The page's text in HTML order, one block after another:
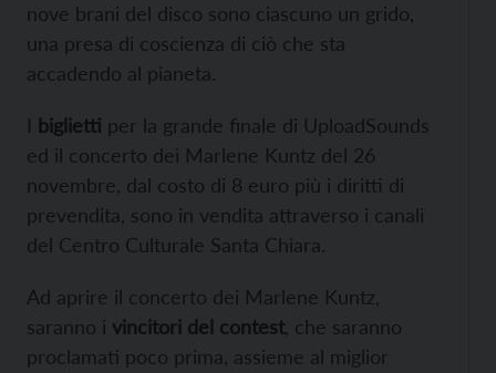
nove brani del disco sono ciascuno un grido,
una presa di coscienza di ciò che sta
accadendo al pianeta.
I biglietti per la grande finale di UploadSounds
ed il concerto dei Marlene Kuntz del 26
novembre, dal costo di 8 euro più i diritti di
prevendita, sono in vendita attraverso i canali
del Centro Culturale Santa Chiara.
Ad aprire il concerto dei Marlene Kuntz,
saranno i vincitori del contest, che saranno
proclamati poco prima, assieme al miglior